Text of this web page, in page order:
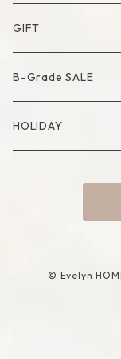
Cutlery
Compote・Cake
Placemat
Artificial Bouquet
Candle
Candle Accessory
Basket
Incense Accessory
Lamp
Object
Mirror
Mat
Bag
Socks
GIFT
B-Grade SALE
HOLIDAY
© Evelyn